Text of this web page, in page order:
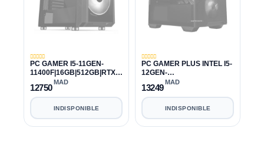
PC GAMER I5-11GEN-
11400F|16GB|512GB|RTX
3070 TI 8GB
12750
MAD
INDISPONIBLE
PC GAMER PLUS INTEL I5-
12GEN-
12400F|32GB|1TB|RTX
3070 8GB
13249
MAD
INDISPONIBLE